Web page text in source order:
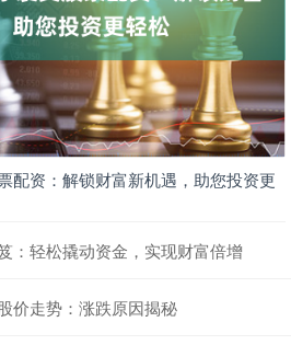
配资：解锁财富新机遇，助您投资更
：轻松撬动资金，实现财富倍增
价走势：涨跌原因揭秘